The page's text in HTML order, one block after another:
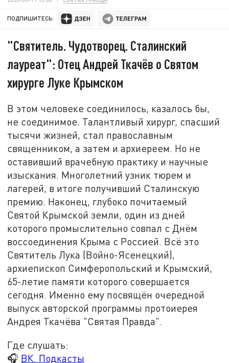
ПОДПИШИТЕСЬ:
"Святитель. Чудотворец. Сталинский
лауреат": Отец Андрей Ткачёв о Святом
хирурге Луке Крымском
В этом человеке соединилось, казалось бы,
не соединимое. Талантливый хирург, спасший
тысячи жизней, стал православным
священником, а затем и архиереем. Но не
оставивший врачебную практику и научные
изыскания. Многолетний узник тюрем и
лагерей, в итоге получивший Сталинскую
премию. Наконец, глубоко почитаемый
Святой Крымской земли, один из дней
которого промыслительно совпал с Днём
воссоединения Крыма с Россией. Всё это
Святитель Лука (Войно-Ясенецкий),
архиепископ Симферопольский и Крымский,
65-летие памяти которого совершается
сегодня. Именно ему посвящён очередной
выпуск авторской программы протоиерея
Андрея Ткачёва "Святая Правда".
Где слушать:
🎧 ВК. Подкасты